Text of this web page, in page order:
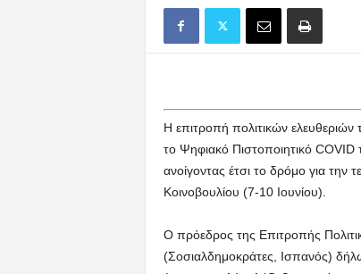
Η επιτροπή πολιτικών
το Ψηφιακό Πιστοποιητικό
ανοίγοντας έτσι το δρόμο για την
Κοινοβουλίου (7-10 Ιουνίου).
Ο πρόεδρος της Επιτροπής
(Σοσιαλδημοκράτες, Ισπανός)